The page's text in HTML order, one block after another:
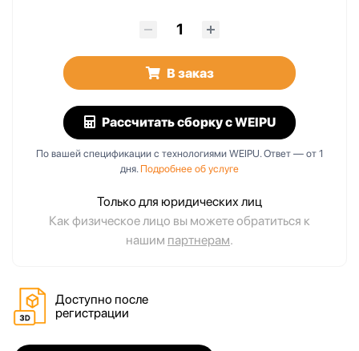
В заказ
Рассчитать сборкус WEIPU
По вашей спецификации с технологиями WEIPU. Ответ — от 1
дня. Подробнее об услуге
Только для юридических лиц
Как физическое лицо вы можете обратиться к
нашим партнерам.
Доступно после
регистрации